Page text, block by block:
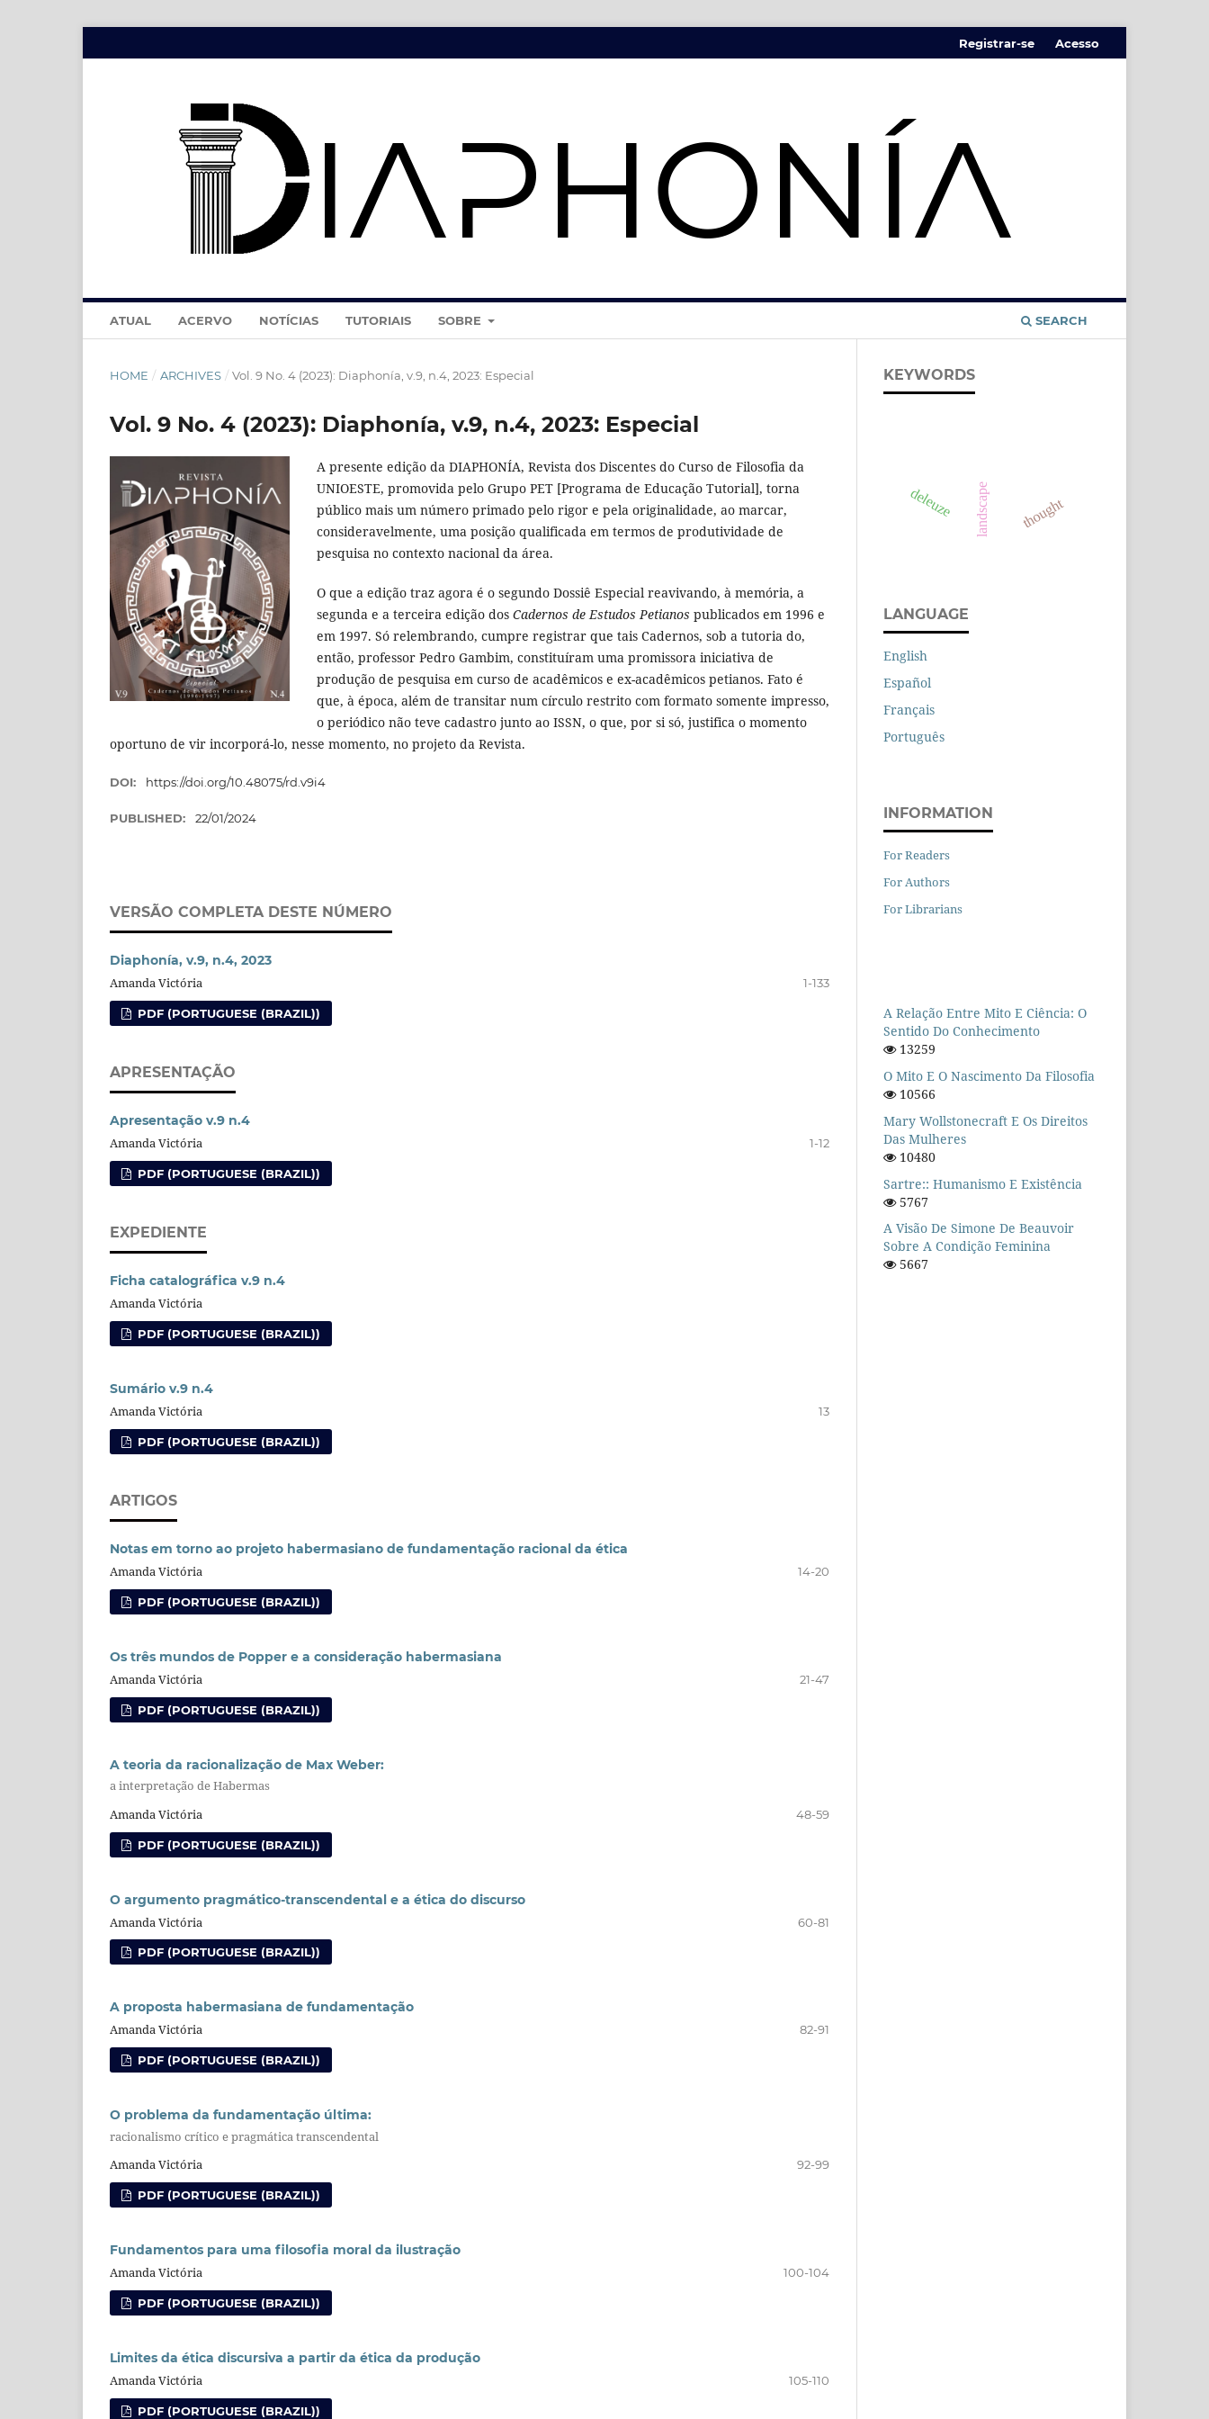
ATUAL ACERVO NOTÍCIAS TUTORIAIS SOBRE SEARCH
Registrar-se Acesso
HOME / ARCHIVES / Vol. 9 No. 4 (2023): Diaphonía, v.9, n.4, 2023: Especial
Vol. 9 No. 4 (2023): Diaphonía, v.9, n.4, 2023: Especial
A presente edição da DIAPHONÍA, Revista dos Discentes do Curso de Filosofia da
UNIOESTE, promovida pelo Grupo PET [Programa de Educação Tutorial], torna
público mais um número primado pelo rigor e pela originalidade, ao marcar,
consideravelmente, uma posição qualificada em termos de produtividade de
pesquisa no contexto nacional da área.
O que a edição traz agora é o segundo Dossiê Especial reavivando, à memória, a
segunda e a terceira edição dos Cadernos de Estudos Petianos publicados em 1996 e
em 1997. Só relembrando, cumpre registrar que tais Cadernos, sob a tutoria do,
então, professor Pedro Gambim, constituíram uma promissora iniciativa de
produção de pesquisa em curso de acadêmicos e ex-acadêmicos petianos. Fato é
que, à época, além de transitar num círculo restrito com formato somente impresso,
o periódico não teve cadastro junto ao ISSN, o que, por si só, justifica o momento
oportuno de vir incorporá-lo, nesse momento, no projeto da Revista.
DOI: https://doi.org/10.48075/rd.v9i4
PUBLISHED: 22/01/2024
VERSÃO COMPLETA DESTE NÚMERO
Diaphonía, v.9, n.4, 2023
Amanda Victória
1-133
PDF (PORTUGUESE (BRAZIL))
APRESENTAÇÃO
Apresentação v.9 n.4
Amanda Victória
1-12
PDF (PORTUGUESE (BRAZIL))
EXPEDIENTE
Ficha catalográfica v.9 n.4
Amanda Victória
PDF (PORTUGUESE (BRAZIL))
Sumário v.9 n.4
Amanda Victória
13
PDF (PORTUGUESE (BRAZIL))
ARTIGOS
Notas em torno ao projeto habermasiano de fundamentação racional da ética
Amanda Victória
14-20
PDF (PORTUGUESE (BRAZIL))
Os três mundos de Popper e a consideração habermasiana
Amanda Victória
21-47
PDF (PORTUGUESE (BRAZIL))
A teoria da racionalização de Max Weber:
a interpretação de Habermas
Amanda Victória
48-59
PDF (PORTUGUESE (BRAZIL))
O argumento pragmático-transcendental e a ética do discurso
Amanda Victória
60-81
PDF (PORTUGUESE (BRAZIL))
A proposta habermasiana de fundamentação
Amanda Victória
82-91
PDF (PORTUGUESE (BRAZIL))
O problema da fundamentação última:
racionalismo crítico e pragmática transcendental
Amanda Victória
92-99
PDF (PORTUGUESE (BRAZIL))
Fundamentos para uma filosofia moral da ilustração
Amanda Victória
100-104
PDF (PORTUGUESE (BRAZIL))
Limites da ética discursiva a partir da ética da produção
Amanda Victória
105-110
PDF (PORTUGUESE (BRAZIL))
KEYWORDS
deleuze landscape thought
LANGUAGE
English
Español
Français
Português
INFORMATION
For Readers
For Authors
For Librarians
A Relação Entre Mito E Ciência: O
Sentido Do Conhecimento
13259
O Mito E O Nascimento Da Filosofia
10566
Mary Wollstonecraft E Os Direitos
Das Mulheres
10480
Sartre:: Humanismo E Existência
5767
A Visão De Simone De Beauvoir
Sobre A Condição Feminina
5667